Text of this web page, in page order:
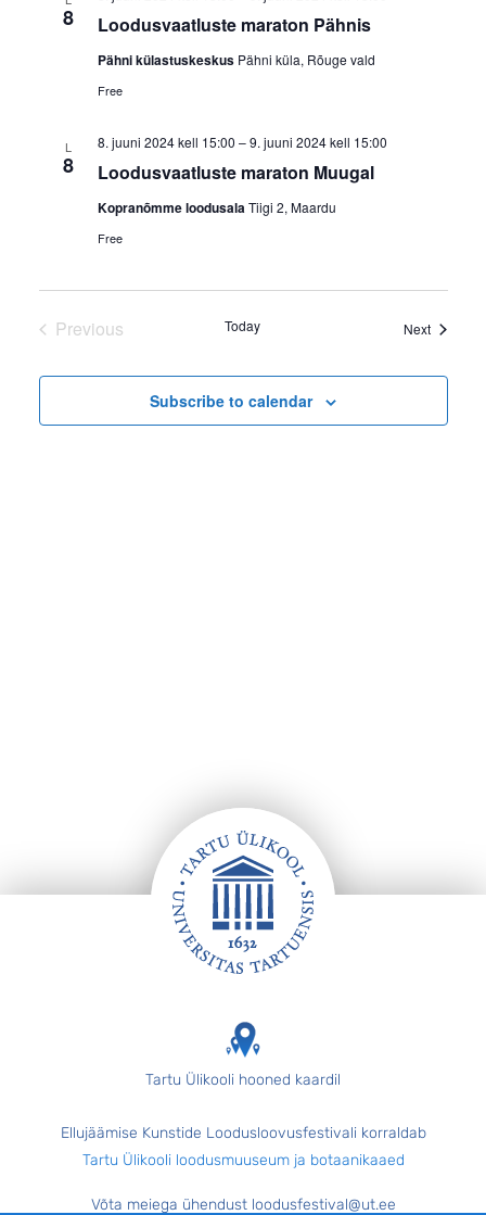
8 Loodusvaatluste maraton Pähnis
Pähni külastuskeskus Pähni küla, Rõuge vald
Free
L
8 Loodusvaatluste maraton Muugal
8. juuni 2024 kell 15:00 –9. juuni 2024 kell 15:00
Kopranõmme loodusalaTiigi 2, Maardu
Free
Previous
Today NextEvents
Subscribe to calendar
Tartu Ülikooli hooned kaardil
Ellujäämise Kunstide Loodusloovusfestivali korraldab
Tartu Ülikooli loodusmuuseum ja botaanikaaed
Võta meiega ühendust loodusfestival@ut.ee